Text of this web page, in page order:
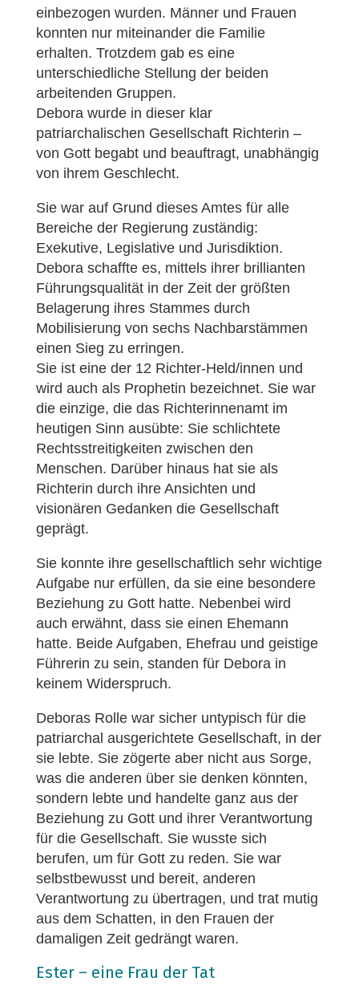
einbezogen wurden. Männer und Frauen
konnten nur miteinander die Familie
erhalten. Trotzdem gab es eine
unterschiedliche Stellung der beiden
arbeitenden Gruppen.
Debora wurde in dieser klar
patriarchalischen Gesellschaft Richterin –
von Gott begabt und beauftragt, unabhängig
von ihrem Geschlecht.
Sie war auf Grund dieses Amtes für alle
Bereiche der Regierung zuständig:
Exekutive, Legislative und Jurisdiktion.
Debora schaffte es, mittels ihrer brillianten
Führungsqualität in der Zeit der größten
Belagerung ihres Stammes durch
Mobilisierung von sechs Nachbarstämmen
einen Sieg zu erringen.
Sie ist eine der 12 Richter-Held/innen und
wird auch als Prophetin bezeichnet. Sie war
die einzige, die das Richterinnenamt im
heutigen Sinn ausübte: Sie schlichtete
Rechtsstreitigkeiten zwischen den
Menschen. Darüber hinaus hat sie als
Richterin durch ihre Ansichten und
visionären Gedanken die Gesellschaft
geprägt.
Sie konnte ihre gesellschaftlich sehr wichtige
Aufgabe nur erfüllen, da sie eine besondere
Beziehung zu Gott hatte. Nebenbei wird
auch erwähnt, dass sie einen Ehemann
hatte. Beide Aufgaben, Ehefrau und geistige
Führerin zu sein, standen für Debora in
keinem Widerspruch.
Deboras Rolle war sicher untypisch für die
patriarchal ausgerichtete Gesellschaft, in der
sie lebte. Sie zögerte aber nicht aus Sorge,
was die anderen über sie denken könnten,
sondern lebte und handelte ganz aus der
Beziehung zu Gott und ihrer Verantwortung
für die Gesellschaft. Sie wusste sich
berufen, um für Gott zu reden. Sie war
selbstbewusst und bereit, anderen
Verantwortung zu übertragen, und trat mutig
aus dem Schatten, in den Frauen der
damaligen Zeit gedrängt waren.
Ester – eine Frau der Tat